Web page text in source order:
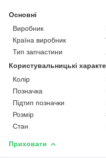
Основні
Виробник
Країна виробник
Тип запчастини
Користувальницькі
Колір
Позначка
Підтип позначки
Розмір
Стан
Приховати